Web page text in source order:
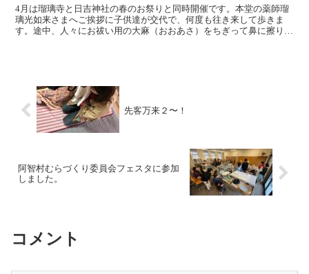
4月は瑠璃寺と日吉神社の春のお祭りと同時開催です。本堂の薬師瑠
璃光如来さまへご挨拶に子供達が交代で、何度も往き来して歩きま
す。途中、人々にお祓い用の大麻（おおあさ）をちぎって鼻に擦り付
先客万来２〜！
阿智村むらづくり委員会フェスタに参加
しました。
コメント